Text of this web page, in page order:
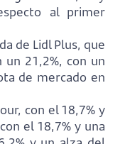
al primer
de Lidl Plus, que
un 21,2%, con un
de mercado en
con el 18,7% y
el 18,7% y una